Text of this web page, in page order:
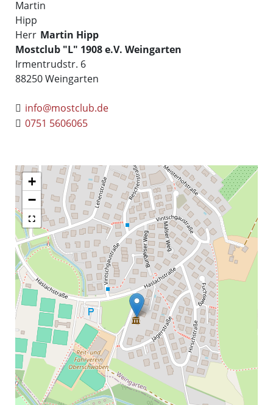
Martin
Hipp
Herr Martin Hipp
Mostclub "L" 1908 e.V. Weingarten
Irmentrudstr. 6
88250Weingarten
info@mostclub.de
0751 5606065
+
−